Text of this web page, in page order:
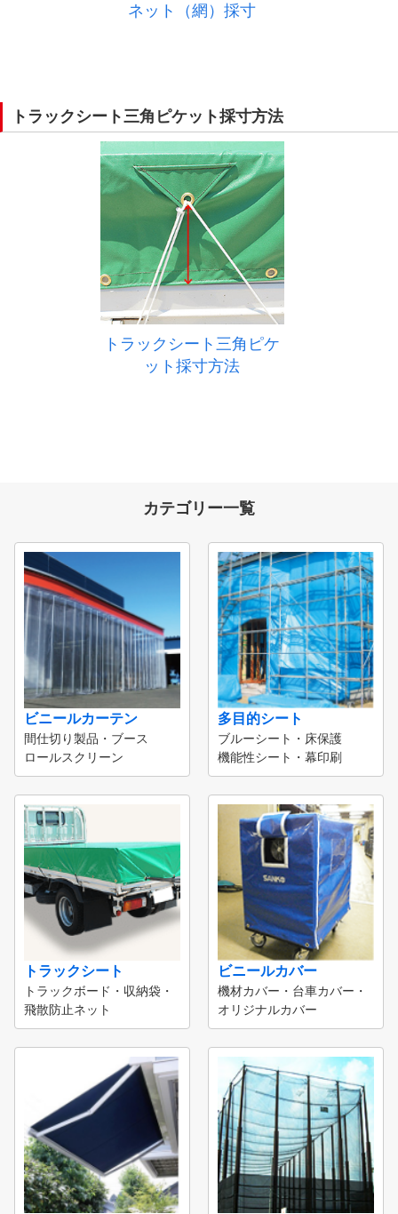
ネット（網）採寸
トラックシート三角ピケット採寸方法
トラックシート三角ピケ
ット採寸方法
カテゴリー一覧
ビニールカーテン
間仕切り製品・ブース
ロールスクリーン
多目的シート
ブルーシート・床保護
機能性シート・幕印刷
トラックシート
トラックボード・収納袋・
飛散防止ネット
ビニールカバー
機材カバー・台車カバー・
オリジナルカバー